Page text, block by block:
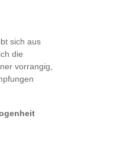
sich aus
die
vorrangig,